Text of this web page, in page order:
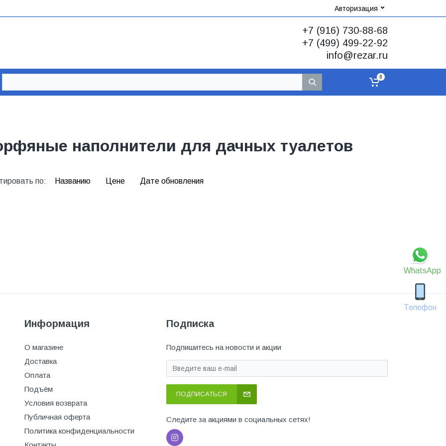
WhatsApp
Телефон
Авторизация
+7 (916) 730-88-68
+7 (499) 499-22-92
info@rezar.ru
0
наполнители для дачных туалетов
по: Названию Цене Дате обновления
Информация
О магазине
Доставка
Оплата
Подъём
Условия возврата
Публичная оферта
Политика конфиденциальности
Подписка
Подпишитесь на новости и акции
ПОДПИСАТЬСЯ
Следите за акциями в социальных сетях!